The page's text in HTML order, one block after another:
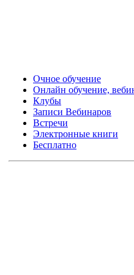
Очное обучение
Онлайн обучение,
Клубы
Записи Вебинаров
Встречи
Электронные книги
Бесплатно